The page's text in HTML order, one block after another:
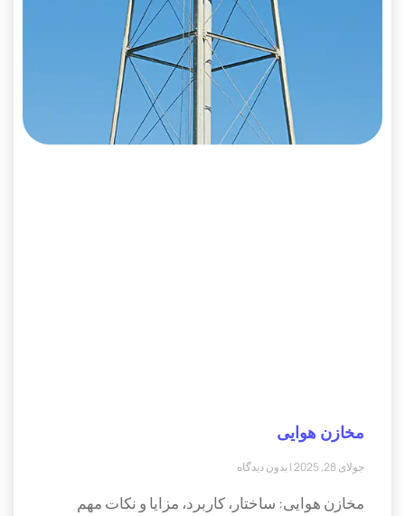
مخازن هوایی
جولای 28, 2025 بدون دیدگاه
مخازن هوایی: ساختار، کاربرد، مزایا و نکات مهم